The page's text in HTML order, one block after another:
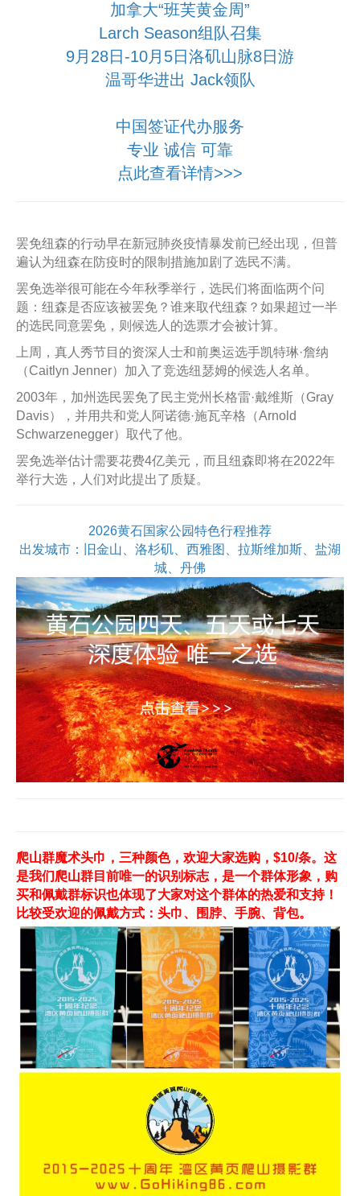
加拿大“班芙黄金周”
Larch Season组队召集
9月28日-10月5日洛矶山脉8日游
温哥华进出 Jack领队
中国签证代办服务
专业 诚信 可靠
点此查看详情>>>
罢免纽森的行动早在新冠肺炎疫情暴发前已经出现，但普
遍认为纽森在防疫时的限制措施加剧了选民不满。
罢免选举很可能在今年秋季举行，选民们将面临两个问
题：纽森是否应该被罢免？谁来取代纽森？如果超过一半
的选民同意罢免，则候选人的选票才会被计算。
上周，真人秀节目的资深人士和前奥运选手凯特琳·詹纳
（Caitlyn Jenner）加入了竞选纽瑟姆的候选人名单。
2003年，加州选民罢免了民主党州长格雷·戴维斯（Gray
Davis），并用共和党人阿诺德·施瓦辛格（Arnold
Schwarzenegger）取代了他。
罢免选举估计需要花费4亿美元，而且纽森即将在2022年
举行大选，人们对此提出了质疑。
2026黄石国家公园特色行程推荐
出发城市：旧金山、洛杉矶、西雅图、拉斯维加斯、盐湖
城、丹佛
爬山群魔术头巾，三种颜色，欢迎大家选购，$10/条。这
是我们爬山群目前唯一的识别标志，是一个群体形象，购
买和佩戴群标识也体现了大家对这个群体的热爱和支持！
比较受欢迎的佩戴方式：头巾、围脖、手腕、背包。